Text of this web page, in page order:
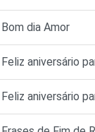
Bom dia Amor
Feliz aniversário
Feliz aniversário